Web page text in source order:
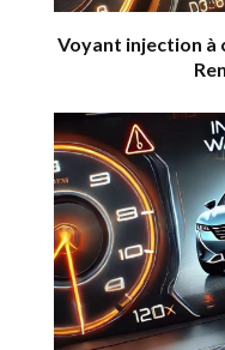
Voyant injection à